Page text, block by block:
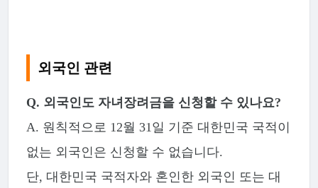
외국인 관련
Q. 외국인도 자녀장려금을 신청할 수 있나요?
A. 원칙적으로 12월 31일 기준 대한민국 국적이
없는 외국인은 신청할 수 없습니다.
단, 대한민국 국적자와 혼인한 외국인 또는 대